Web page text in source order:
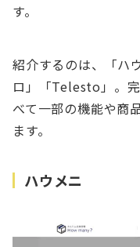
す。
紹介するのは、「ハ
ロ」「Telesto」。
べて一部の機能や商
ます。
ハウメニ